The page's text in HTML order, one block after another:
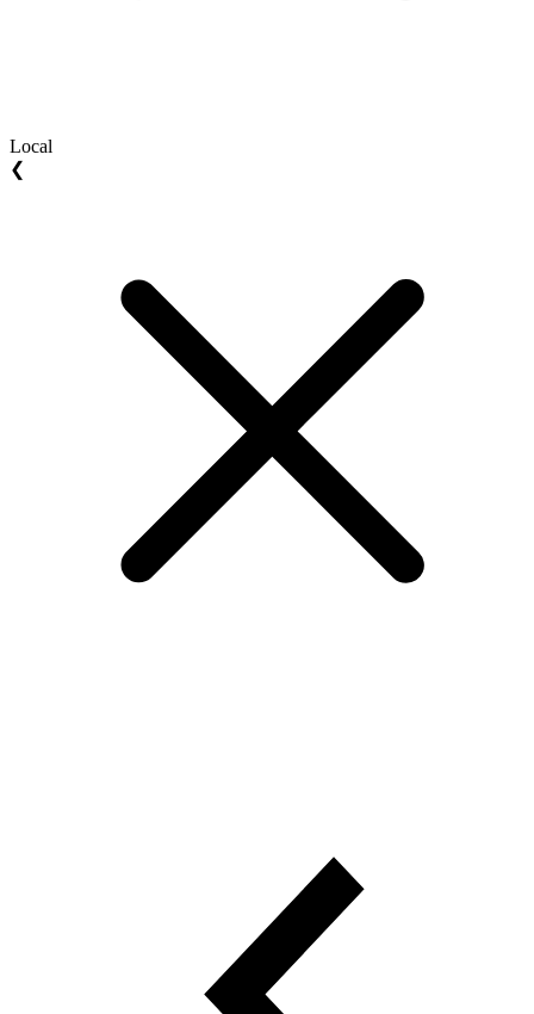
Local
❮